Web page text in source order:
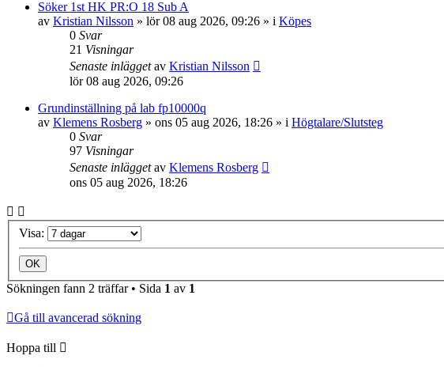
Söker 1st HK PR:O 18 Sub A
av Kristian Nilsson » lör 08 aug 2026, 09:26 » i Köpes
0 Svar
21 Visningar
Senaste inläggetav Kristian Nilsson
lör 08 aug 2026, 09:26
Grundinställning på lab fp10000q
av Klemens Rosberg » ons 05 aug 2026, 18:26 » i Högtalare/Slutsteg
0 Svar
97 Visningar
Senaste inläggetav Klemens Rosberg
ons 05 aug 2026, 18:26
Visa:
Sökningen fann 2 träffar • Sida 1 av 1
Gå till avancerad sökning
Hoppa till